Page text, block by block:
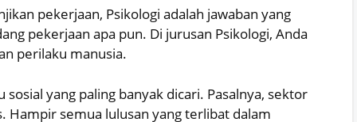
pekerjaan, Psikologi adalah jawaban yang
pekerjaan apa pun. Di jurusan Psikologi, Anda
perilaku manusia.
yang paling banyak dicari. Pasalnya, sektor
Hampir semua lulusan yang terlibat dalam